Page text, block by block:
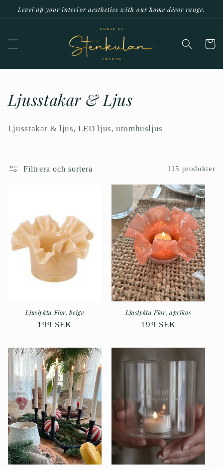
vidare
Level up your interior aesthetics with our home décor range.
P
o
u
s
e
Ljusstakar & Ljus
Ljusstakar & ljus, LED ljus, utomhusljus
Filtrera och sortera 115 produkter
Ljuslykta Flor, beige
Ordinarie
199 SEK
Ljuslykta Flor, aprikos
Ordinarie
199 SEK